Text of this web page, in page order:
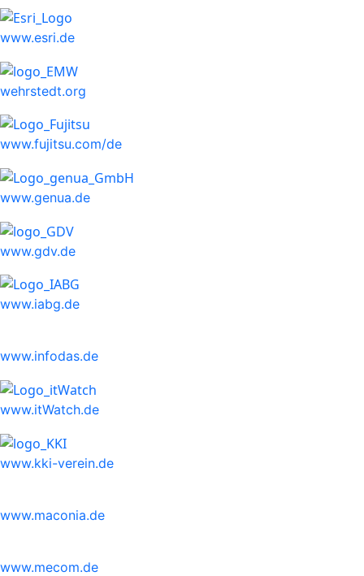
www.esri.de
wehrstedt.org
www.fujitsu.com/de
www.genua.de
www.gdv.de
www.iabg.de
www.infodas.de
www.itWatch.de
www.kki-verein.de
www.maconia.de
www.mecom.de